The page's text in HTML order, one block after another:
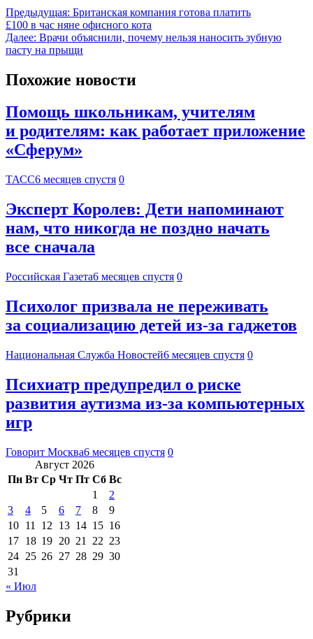
Предыдущая: Британская компания готова платить
£100 в час няне офисного кота
Далее: Врачи объяснили, почему нельзя наносить зубную
пасту на прыщи
Похожие новости
Помощь школьникам, учителям
и родителям: как работает приложение
«Сферум»
ТАСС6 месяцев спустя 0
Эксперт Королев: Дети напоминают
нам, что никогда не поздно начать
все сначала
Российская Газета6 месяцев спустя 0
Психолог призвала не переживать
за социализацию детей из-за гаджетов
Национальная Служба Новостей6 месяцев спустя 0
Психиатр предупредил о риске
развития аутизма из-за компьютерных
игр
Говорит Москва6 месяцев спустя 0
Август 2026
Пн Вт Ср Чт Пт Сб Вс
1
2
3
4 5 6 7 8
9
10 11 12 13 14 15 16
17 18 19 20 21 22 23
24 25 26 27 28 29 30
31
« Июл
Рубрики